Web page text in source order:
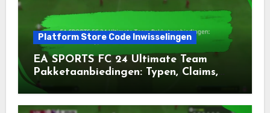
Platform Store Code Inwisselingen
EA SPORTS FC 24 Ultimate Team
Pakketaanbiedingen: Typen, Claims,
Beschikbaarheid